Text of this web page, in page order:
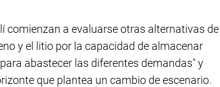
comienzan a evaluarse otras alternativas de
y el litio por la capacidad de almacenar
abastecer las diferentes demandas" y
que plantea un cambio de escenario.